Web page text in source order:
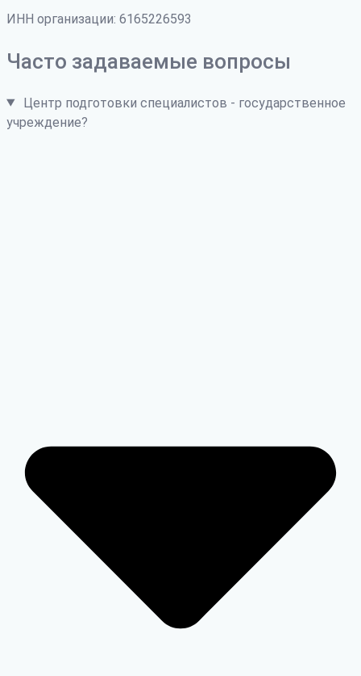
ИНН организации: 6165226593
Часто задаваемые вопросы
Центр подготовки специалистов - государственное
учреждение?